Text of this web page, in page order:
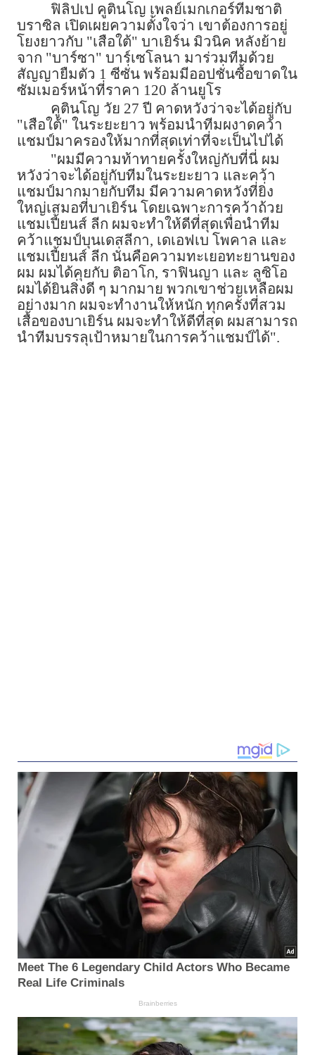
ฟิลิปเป คูตินโญ เพลย์เมกเกอร์ทีมชาติ
บราซิล เปิดเผยความตั้งใจว่า เขาต้องการอยู่
โยงยาวกับ "เสือใต้" บาเยิร์น มิวนิค หลังย้าย
จาก "บาร์ซา" บาร์เซโลนา มาร่วมทีมด้วย
สัญญายืมตัว 1 ซีซั่น พร้อมมีออปชั่นซื้อขาดใน
ซัมเมอร์หน้าที่ราคา 120 ล้านยูโร
คูตินโญ วัย 27 ปี คาดหวังว่าจะได้อยู่กับ
"เสือใต้" ในระยะยาว พร้อมนำทีมผงาดคว้า
แชมป์มาครองให้มากที่สุดเท่าที่จะเป็นไปได้
"ผมมีความท้าทายครั้งใหญ่กับที่นี่ ผม
หวังว่าจะได้อยู่กับทีมในระยะยาว และคว้า
แชมป์มากมายกับทีม มีความคาดหวังที่ยิ่ง
ใหญ่เสมอที่บาเยิร์น โดยเฉพาะการคว้าถ้วย
แชมเปี้ยนส์ ลีก ผมจะทำให้ดีที่สุดเพื่อนำทีม
คว้าแชมป์บุนเดสลีกา, เดเอฟเบ โพคาล และ
แชมเปี้ยนส์ ลีก นั่นคือความทะเยอทะยานของ
ผม ผมได้คุยกับ ติอาโก, ราฟินญา และ ลูซิโอ
ผมได้ยินสิ่งดี ๆ มากมาย พวกเขาช่วยเหลือผม
อย่างมาก ผมจะทำงานให้หนัก ทุกครั้งที่สวม
เสื้อของบาเยิร์น ผมจะทำให้ดีที่สุด ผมสามารถ
นำทีมบรรลุเป้าหมายในการคว้าแชมป์ได้".